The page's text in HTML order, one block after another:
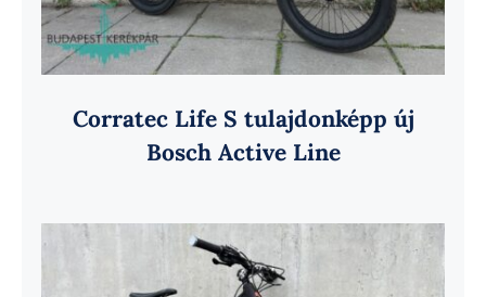
Corratec Life S tulajdonképp új
Bosch Active Line